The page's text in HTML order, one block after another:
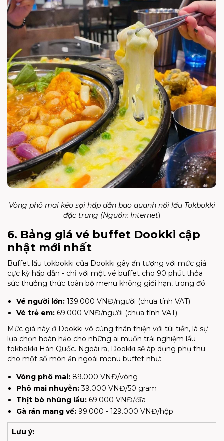
Vòng phô mai kéo sợi hấp dẫn bao quanh nồi lẩu Tokbokki
đặc trưng (Nguồn: Internet)
6. Bảng giá vé buffet Dookki cập
nhật mới nhất
Buffet lẩu tokbokki của Dookki gây ấn tượng với mức giá
cực kỳ hấp dẫn - chỉ với một vé buffet cho 90 phút thỏa
sức thưởng thức toàn bộ menu không giới hạn, trong đó:
Vé người lớn: 139.000 VNĐ/người (chưa tính VAT)
Vé trẻ em: 69.000 VNĐ/người (chưa tính VAT)
Mức giá này ở Dookki vô cùng thân thiện với túi tiền, là sự
lựa chọn hoàn hảo cho những ai muốn trải nghiệm lẩu
tokbokki Hàn Quốc. Ngoài ra, Dookki sẽ áp dụng phụ thu
cho một số món ăn ngoài menu buffet như:
Vòng phô mai: 89.000 VNĐ/vòng
Phô mai nhuyễn:39.000 VNĐ/50 gram
Thịt bò nhúng lẩu: 69.000 VNĐ/đĩa
Gà rán mang về: 99.000 - 129.000 VNĐ/hộp
Lưu ý: